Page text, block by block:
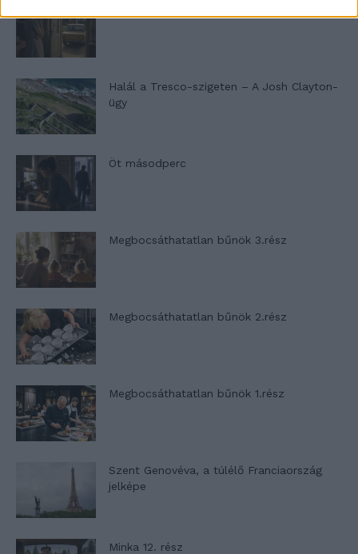
Halál a Tresco-szigeten – A Josh Clayton-
ügy
Öt másodperc
Megbocsáthatatlan bűnök 3.rész
Megbocsáthatatlan bűnök 2.rész
Megbocsáthatatlan bűnök 1.rész
Szent Genovéva, a túlélő Franciaország
jelképe
Minka 12. rész